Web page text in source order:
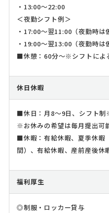
・13:00～22:00
＜夜勤シフト例＞
・17:00～翌11:00（夜勤時は
・19:00～翌13:00（夜勤時は
■休憩：60分～※シフトによ
休日休暇
■休日：月8～9日、シフト
※お休みの希望は毎月提出可
■休暇：有給休暇、夏季休暇
間）、有給休暇、産前産後
福利厚生
◎制服・ロッカー貸与